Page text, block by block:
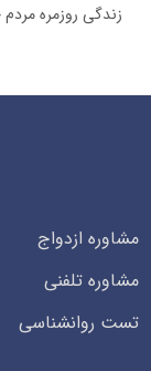
زندگی روزمره مردم
مشاوره ازدواج
مشاوره تلفنی
تست روانشناسی